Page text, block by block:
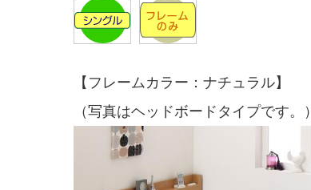
【フレームカラー：ナチュラル】
（写真はヘッドボードタイプです。）